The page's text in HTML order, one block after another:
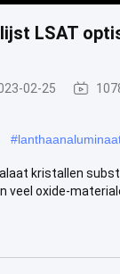
LSAT
02-25
#
kristallen
oxide-